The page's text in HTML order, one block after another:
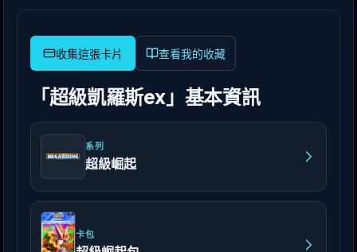
查看我的收藏
「超級凱羅斯ex」基本資訊
系列
超級崛起
卡包